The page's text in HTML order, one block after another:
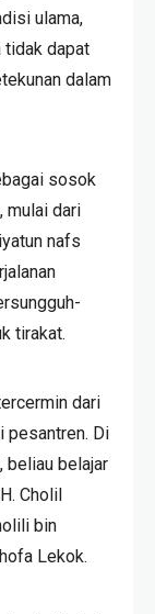
ulama,
tidak dapat
dalam
sosok
mulai dari
nafs
tirakat.
dari
pesantren. Di
beliau belajar
Cholil
bin
Lekok.